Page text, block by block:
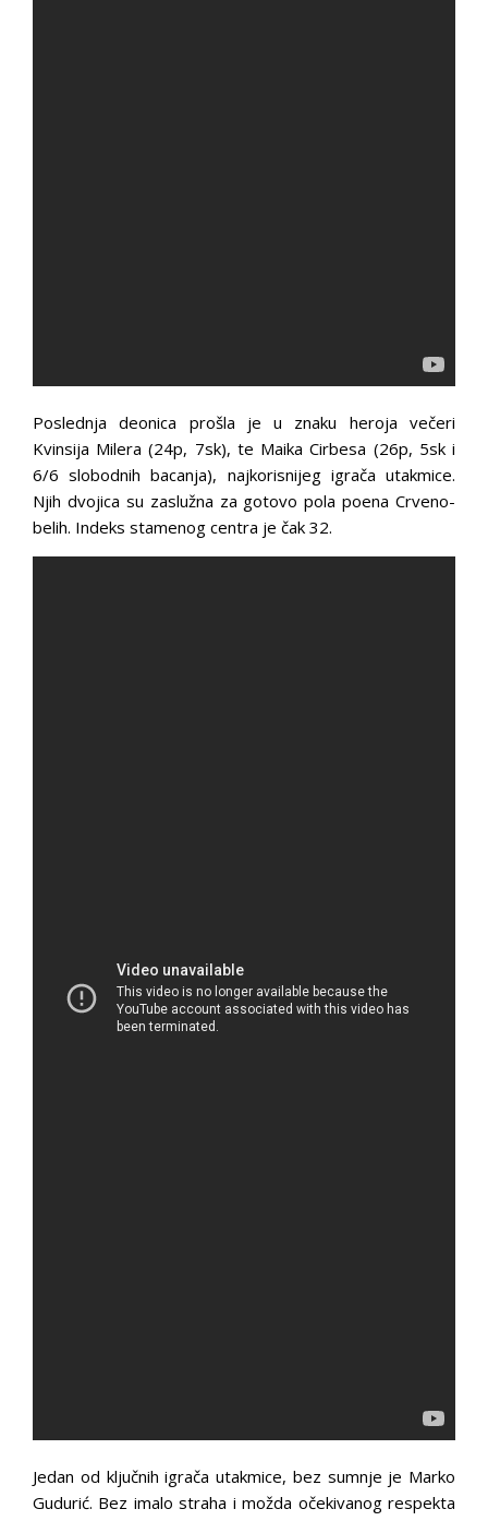
Poslednja deonica prošla je u znaku heroja večeri
Kvinsija Milera (24p, 7sk), te Maika Cirbesa (26p, 5sk i
6/6 slobodnih bacanja), najkorisnijeg igrača utakmice.
Njih dvojica su zaslužna za gotovo pola poena Crveno-
belih. Indeks stamenog centra je čak 32.
Jedan od ključnih igrača utakmice, bez sumnje je Marko
Gudurić. Bez imalo straha i možda očekivanog respekta